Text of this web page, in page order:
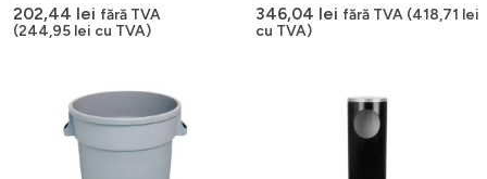
0out of 5
202,44 lei fără TVA
(244,95 lei cu TVA)
0out of 5
346,04 lei fără TVA (418,71 lei
cu TVA)